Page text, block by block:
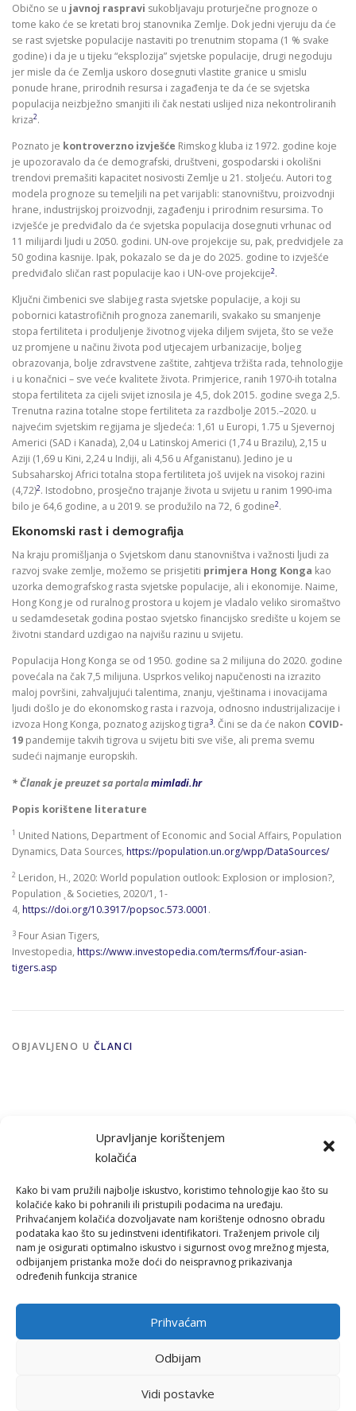
Upravljanje korištenjem
kolačića
Kako bi vam pružili najbolje iskustvo, koristimo tehnologije kao što su
kolačiće kako bi pohranili ili pristupili podacima na uređaju.
Prihvaćanjem kolačića dozvoljavate nam korištenje odnosno obradu
podataka kao što su jedinstveni identifikatori. Traženjem privole cilj
nam je osigurati optimalno iskustvo i sigurnost ovog mrežnog mjesta,
odbijanjem pristanka može doći do neispravnog prikazivanja
određenih funkcija stranice
Prihvaćam
Odbijam
Vidi postavke
Obično se u javnoj raspravi sukobljavaju proturječne prognoze o
tome kako će se kretati broj stanovnika Zemlje. Dok jedni vjeruju da će
se rast svjetske populacije nastaviti po trenutnim stopama (1 % svake
godine) i da je u tijeku “eksplozija” svjetske populacije, drugi negoduju
jer misle da će Zemlja uskoro dosegnuti vlastite granice u smislu
ponude hrane, prirodnih resursa i zagađenja te da će se svjetska
populacija neizbježno smanjiti ili čak nestati uslijed niza nekontroliranih
kriza2.
Poznato je kontroverzno izvješće Rimskog kluba iz 1972. godine koje
je upozoravalo da će demografski, društveni, gospodarski i okolišni
trendovi premašiti kapacitet nosivosti Zemlje u 21. stoljeću. Autori tog
modela prognoze su temeljili na pet varijabli: stanovništvu, proizvodnji
hrane, industrijskoj proizvodnji, zagađenju i prirodnim resursima. To
izvješće je predviđalo da će svjetska populacija dosegnuti vrhunac od
11 milijardi ljudi u 2050. godini. UN-ove projekcije su, pak, predvidjele za
50 godina kasnije. Ipak, pokazalo se da je do 2025. godine to izvješće
predviđalo sličan rast populacije kao i UN-ove projekcije2.
Ključni čimbenici sve slabijeg rasta svjetske populacije, a koji su
pobornici katastrofičnih prognoza zanemarili, svakako su smanjenje
stopa fertiliteta i produljenje životnog vijeka diljem svijeta, što se veže
uz promjene u načinu života pod utjecajem urbanizacije, boljeg
obrazovanja, bolje zdravstvene zaštite, zahtjeva tržišta rada, tehnologije
i u konačnici – sve veće kvalitete života. Primjerice, ranih 1970-ih totalna
stopa fertiliteta za cijeli svijet iznosila je 4,5, dok 2015. godine svega 2,5.
Trenutna razina totalne stope fertiliteta za razdbolje 2015.–2020. u
najvećim svjetskim regijama je sljedeća: 1,61 u Europi, 1.75 u Sjevernoj
Americi (SAD i Kanada), 2,04 u Latinskoj Americi (1,74 u Brazilu), 2,15 u
Aziji (1,69 u Kini, 2,24 u Indiji, ali 4,56 u Afganistanu). Jedino je u
Subsaharskoj Africi totalna stopa fertiliteta još uvijek na visokoj razini
(4,72)2. Istodobno, prosječno trajanje života u svijetu u ranim 1990-ima
bilo je 64,6 godine, a u 2019. se produžilo na 72, 6 godine2.
Ekonomski rast i demografija
Na kraju promišljanja o Svjetskom danu stanovništva i važnosti ljudi za
razvoj svake zemlje, možemo se prisjetiti primjera Hong Konga kao
uzorka demografskog rasta svjetske populacije, ali i ekonomije. Naime,
Hong Kong je od ruralnog prostora u kojem je vladalo veliko siromaštvo
u sedamdesetak godina postao svjetsko financijsko središte u kojem se
životni standard uzdigao na najvišu razinu u svijetu.
Populacija Hong Konga se od 1950. godine sa 2 milijuna do 2020. godine
povećala na čak 7,5 milijuna. Usprkos velikoj napučenosti na izrazito
maloj površini, zahvaljujući talentima, znanju, vještinama i inovacijama
ljudi došlo je do ekonomskog rasta i razvoja, odnosno industrijalizacije i
izvoza Hong Konga, poznatog azijskog tigra3. Čini se da će nakon COVID-
19 pandemije takvih tigrova u svijetu biti sve više, ali prema svemu
sudeći najmanje europskih.
* Članak je preuzet sa portalamimladi.hr
Popis korištene literature
1 United Nations, Department of Economic and Social Affairs, Population
Dynamics, Data Sources, https://population.un.org/wpp/DataSources/
2 Leridon, H., 2020: World population outlook: Explosion or implosion?,
Population ˛& Societies, 2020/1, 1-
4, https://doi.org/10.3917/popsoc.573.0001 .
3 Four Asian Tigers,
Investopedia, https://www.investopedia.com/terms/f/four-asian-
tigers.asp
OBJAVLJENO U ČLANCI
Izradu web stranice sufinancirala je Europska unija iz Europskog
socijalnog fonda.
www.strukturnifondovi.hr www.esf.hr